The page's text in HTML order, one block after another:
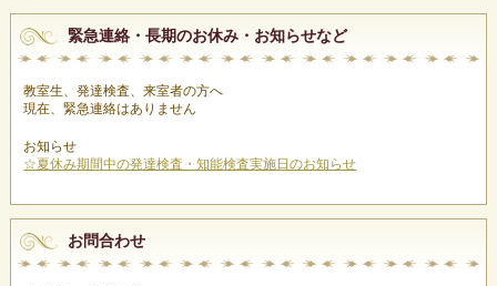
緊急連絡・長期のお休み・お知らせなど
教室生、発達検査、来室者の方へ
現在、緊急連絡はありません
お知らせ
☆夏休み期間中の発達検査・知能検査実施日のお知らせ
お問合わせ